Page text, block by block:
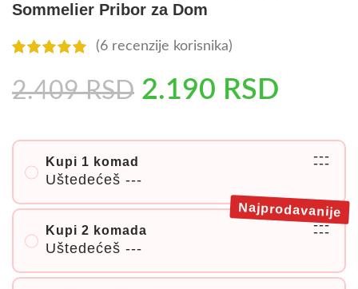
Sommelier Pribor za Dom
(6 recenzije korisnika)
2.409RSD 2.190 RSD
Kupi 1 komad
Uštedećeš ---
---
---
Kupi 2 komada
Uštedećeš ---
---
---
Najprodavanije